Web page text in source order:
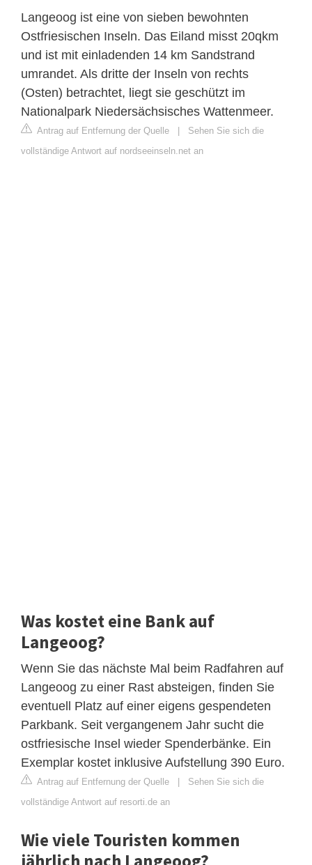
Langeoog ist eine von sieben bewohnten
Ostfriesischen Inseln. Das Eiland misst 20qkm
und ist mit einladenden 14 km Sandstrand
umrandet. Als dritte der Inseln von rechts
(Osten) betrachtet, liegt sie geschützt im
Nationalpark Niedersächsisches Wattenmeer.
Antrag auf Entfernung der Quelle | Sehen Sie sich die
vollständige Antwort auf nordseeinseln.net an
Was kostet eine Bank auf
Langeoog?
Wenn Sie das nächste Mal beim Radfahren auf
Langeoog zu einer Rast absteigen, finden Sie
eventuell Platz auf einer eigens gespendeten
Parkbank. Seit vergangenem Jahr sucht die
ostfriesische Insel wieder Spenderbänke. Ein
Exemplar kostet inklusive Aufstellung 390 Euro.
Antrag auf Entfernung der Quelle | Sehen Sie sich die
vollständige Antwort auf resorti.de an
Wie viele Touristen kommen
jährlich nach Langeoog?